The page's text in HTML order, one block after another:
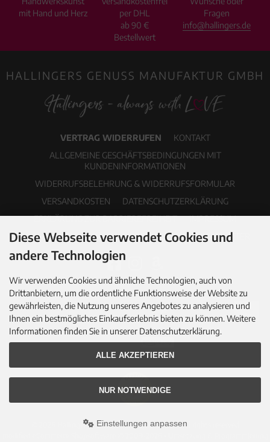
mit Hand und Herz
per DHL
ab 90 €
Bestellwert
Fragen
info@hallingers.de
HALLINGERS GENUSS MANUFAKTUR GMBH
VERTRAG WIDERRUFEN
KONTAKT
ALLGEMEINE GESCHÄFTSBEDINGUNGEN MIT
KUNDENINFORMATIONEN
WIDERRUFSBELEHRUNG & WIDERRUFSFORMULAR
VERSANDKOSTEN
DATENSCHUTZERKLÄRUNG
ERKLÄRUNG ZUR BARRIEREFREIHEIT
IMPRESSUM
COOKIE EINSTELLUNGEN
PDF-KATALOG NEWSLETTER
© 2026 Hallingers Genuss Manufaktur GmbH • All rights reserved
Diese Webseite verwendet Cookies und
andere Technologien
Wir verwenden Cookies und ähnliche Technologien, auch von
Drittanbietern, um die ordentliche Funktionsweise der Website zu
gewährleisten, die Nutzung unseres Angebotes zu analysieren und
Ihnen ein bestmögliches Einkaufserlebnis bieten zu können. Weitere
Informationen finden Sie in unserer Datenschutzerklärung.
ALLE AKZEPTIEREN
NUR NOTWENDIGE
Einstellungen anpassen